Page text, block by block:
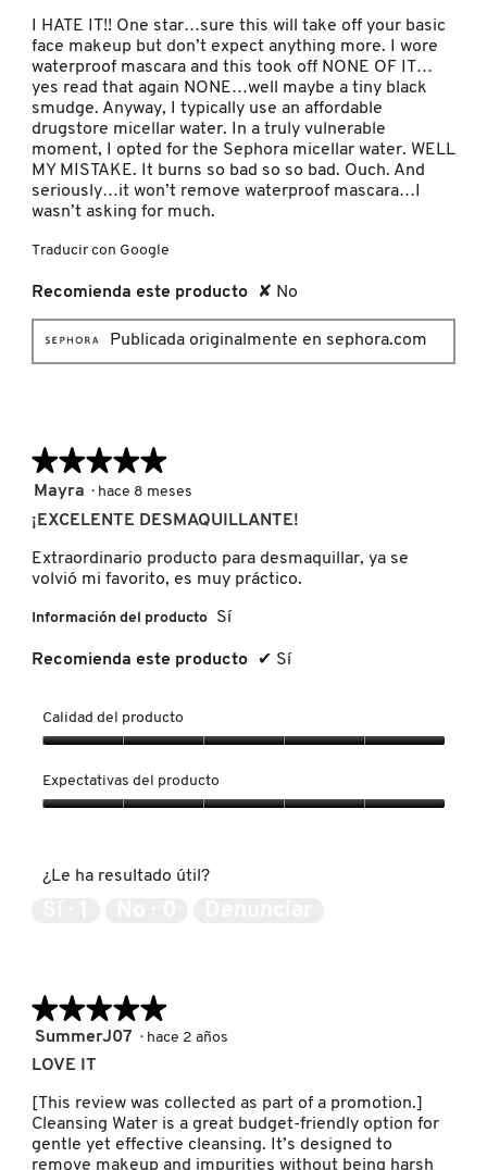
ILIA
INNISFREE
ISDIN
IT COSMETICS
K18
KAYALI
KIEHL’S
KYLIE COSMETICS
KYLIE JENNER FRAGRANCES
L'ORÉAL PROFESSIONNEL
LANEIGE
LAURA MERCIER
LILASH
estrellas.
I HATE IT!! One star…sure this will take off your basic
face makeup but don’t expect anything more. I wore
waterproof mascara and this took off NONE OF IT…
yes read that again NONE…well maybe a tiny black
smudge. Anyway, I typically use an affordable
drugstore micellar water. In a truly vulnerable
moment, I opted for the Sephora micellar water. WELL
MY MISTAKE. It burns so bad so so bad. Ouch. And
seriously…it won’t remove waterproof mascara…I
wasn’t asking for much.
Traducir con Google
Recomienda este producto ✘ No
Publicada originalmente en sephora.com
★★★★★
★★★★★
5
5
estrellas.
Mayra · hace 8 meses
¡EXCELENTE DESMAQUILLANTE!
Extraordinario producto para desmaquillar, ya se
volvió mi favorito, es muy práctico.
Información del producto Sí
Recomienda este producto ✔ Sí
Calidad del producto
del
producto,
Expectativas del producto
5
¿Le ha resultado útil?
★★★★★
★★★★★
5
de
estrellas.
SummerJ07 · hace 2 años
LOVE IT
[This review was collected as part of a promotion.]
Cleansing Water is a great budget-friendly option for
gentle yet effective cleansing. It’s designed to
remove makeup and impurities without being harsh